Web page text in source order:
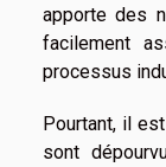
apporte des
facilement
processus
Pourtant, il
sont